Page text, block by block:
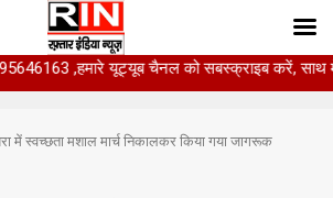
यूट्यूब चैनल को सबस्क्राइब करें, साथ मे हमारे
में स्वच्छता मशाल मार्च निकालकर किया गया जागरूक